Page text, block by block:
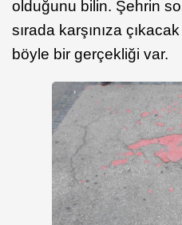
olduğunu bilin. Şehrin
sırada karşınıza
böyle bir gerçekliği var.